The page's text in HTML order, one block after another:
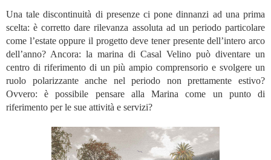
Una tale discontinuità di presenze ci pone dinnanzi ad una prima
scelta: è corretto dare rilevanza assoluta ad un periodo particolare
come l’estate oppure il progetto deve tener presente dell’intero arco
dell’anno? Ancora: la marina di Casal Velino può diventare un
centro di riferimento di un più ampio comprensorio e svolgere un
ruolo polarizzante anche nel periodo non prettamente estivo?
Ovvero: è possibile pensare alla Marina come un punto di
riferimento per le sue attività e servizi?